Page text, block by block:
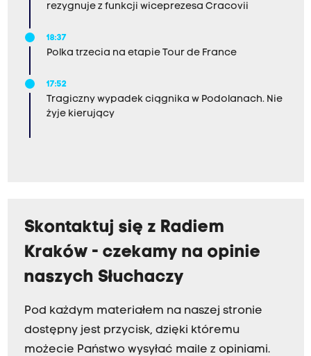
rezygnuje z funkcji wiceprezesa Cracovii
18:37
Polka trzecia na etapie Tour de France
17:52
Tragiczny wypadek ciągnika w Podolanach. Nie
żyje kierujący
Skontaktuj się z Radiem
Kraków - czekamy na opinie
naszych Słuchaczy
Pod każdym materiałem na naszej stronie
dostępny jest przycisk, dzięki któremu
możecie Państwo wysyłać maile z opiniami.